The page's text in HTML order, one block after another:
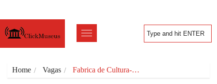
Home Vagas Fabrica de Cultura-…